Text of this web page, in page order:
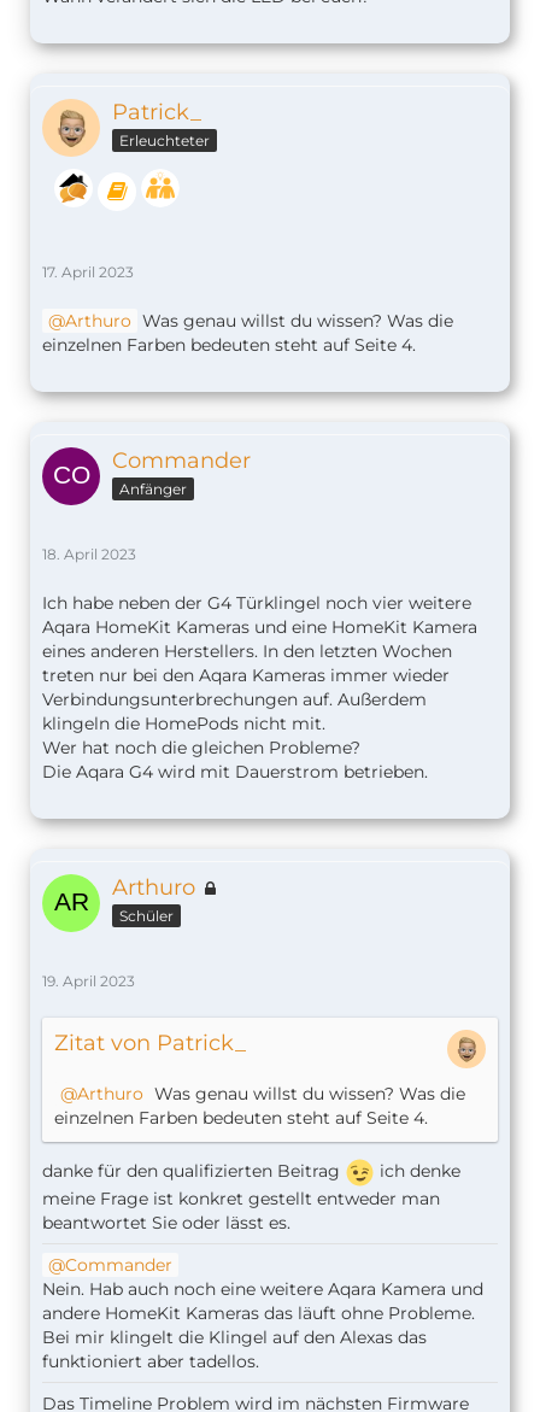
Patrick_
Erleuchteter
17. April 2023
Arthuro Was genau willst du wissen? Was die
einzelnen Farben bedeuten steht auf Seite 4.
Commander
Anfänger
18. April 2023
Ich habe neben der G4 Türklingel noch vier weitere
Aqara HomeKit Kameras und eine HomeKit Kamera
eines anderen Herstellers. In den letzten Wochen
treten nur bei den Aqara Kameras immer wieder
Verbindungsunterbrechungen auf. Außerdem
klingeln die HomePods nicht mit.
Wer hat noch die gleichen Probleme?
Die Aqara G4 wird mit Dauerstrom betrieben.
Arthuro
Schüler
19. April 2023
Zitat von Patrick_
Arthuro Was genau willst du wissen? Was die
einzelnen Farben bedeuten steht auf Seite 4.
danke für den qualifizierten Beitrag
ich denke
meine Frage ist konkret gestellt entweder man
beantwortet Sie oder lässt es.
Commander
Nein. Hab auch noch eine weitere Aqara Kamera und
andere HomeKit Kameras das läuft ohne Probleme.
Bei mir klingelt die Klingel auf den Alexas das
funktioniert aber tadellos.
Das Timeline Problem wird im nächsten Firmware